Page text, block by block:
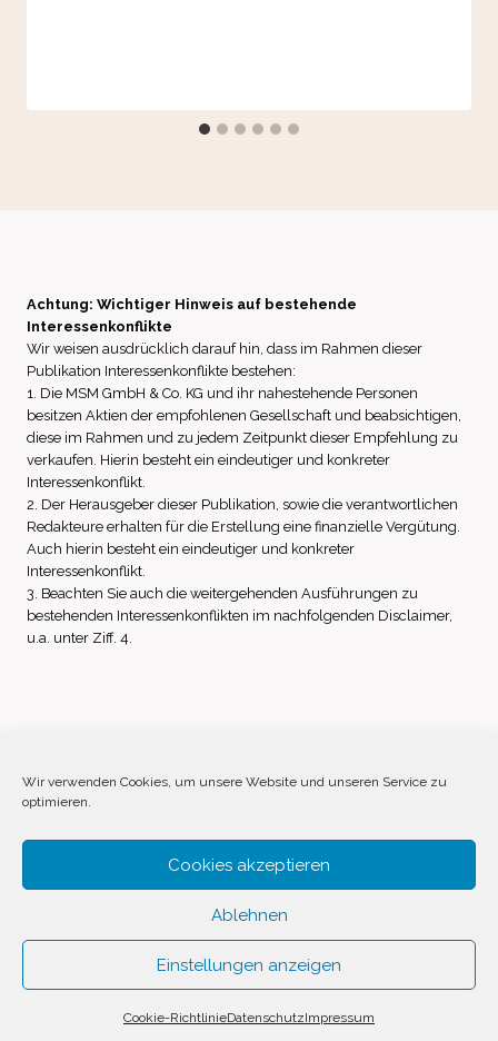
Wir verwenden Cookies, um unsere Website und unseren Service zu
optimieren.
Cookies akzeptieren
Ablehnen
Einstellungen anzeigen
Cookie-RichtlinieDatenschutzImpressum
Achtung: Wichtiger Hinweis auf bestehende
Interessenkonflikte
Wir weisen ausdrücklich darauf hin, dass im Rahmen dieser
Publikation Interessenkonflikte bestehen:
1. Die MSM GmbH & Co. KG und ihr nahestehende Personen
besitzen Aktien der empfohlenen Gesellschaft und beabsichtigen,
diese im Rahmen und zu jedem Zeitpunkt dieser Empfehlung zu
verkaufen. Hierin besteht ein eindeutiger und konkreter
Interessenkonflikt.
2. Der Herausgeber dieser Publikation, sowie die verantwortlichen
Redakteure erhalten für die Erstellung eine finanzielle Vergütung.
Auch hierin besteht ein eindeutiger und konkreter
Interessenkonflikt.
3. Beachten Sie auch die weitergehenden Ausführungen zu
bestehenden Interessenkonflikten im nachfolgenden Disclaimer,
u.a. unter Ziff. 4.
Impressum Datenschutz
Disclaimer
© 2026 Invest Inside by